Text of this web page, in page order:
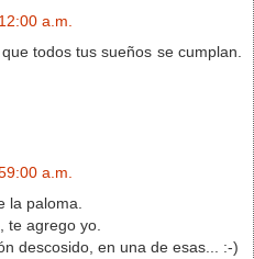
a.m.
todos tus sueños se cumplan.
a.m.
la paloma.
te agrego yo.
descosido, en una de esas... :-)